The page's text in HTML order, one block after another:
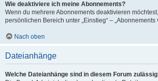
Wie deaktiviere ich meine Abonnements?
Wenn du mehrere Abonnements deaktivieren
persönlichen Bereich unter „Einstieg“ – „Abonnements
Nach oben
Dateianhänge
Welche Dateianhänge sind in diesem Forum